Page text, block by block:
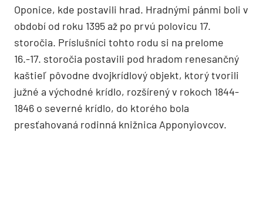
Oponice, kde postavili hrad. Hradnými pánmi boli v
období od roku 1395 až po prvú polovicu 17.
storočia. Príslušníci tohto rodu si na prelome
16.-17. storočia postavili pod hradom renesančný
kaštieľ pôvodne dvojkrídlový objekt, ktorý tvorili
južné a východné krídlo, rozšírený v rokoch 1844-
1846 o severné krídlo, do ktorého bola
presťahovaná rodinná knižnica Apponyiovcov.